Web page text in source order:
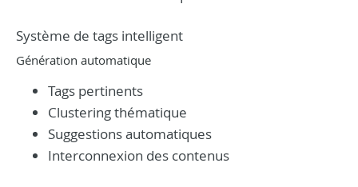
Système de tags intelligent
Génération automatique
Tags pertinents
Clustering thématique
Suggestions automatiques
Interconnexion des contenus